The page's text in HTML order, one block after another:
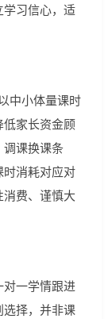
习信心，适
中小体量课时
家长资金顾
调课换课条
消耗对应对
费、谨慎大
一学情跟进
择，并非课